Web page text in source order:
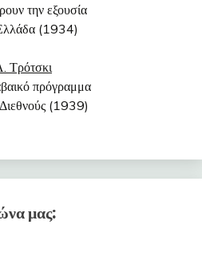
την εξουσία
(1934)
Τρότσκι
πρόγραμμα
(1939)
μας: